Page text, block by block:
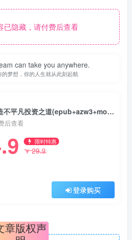
隐藏，请付费后查看
can take you anywhere.
梦想，你的人生就从此刻起航
长期投资：平凡之人缔造不平凡投资之道(epub+azw3+mobi)
后查看
限时特惠
￥29.9
登录购买
章版权声